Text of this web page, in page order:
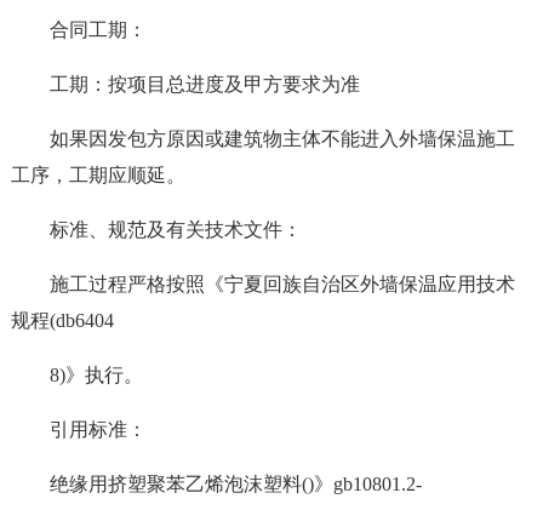
合同工期：
工期：按项目总进度及甲方要求为准
如果因发包方原因或建筑物主体不能进入外墙保温施工
工序，工期应顺延。
标准、规范及有关技术文件：
施工过程严格按照《宁夏回族自治区外墙保温应用技术
规程(db6404
8)》执行。
引用标准：
绝缘用挤塑聚苯乙烯泡沫塑料()》gb10801.2-